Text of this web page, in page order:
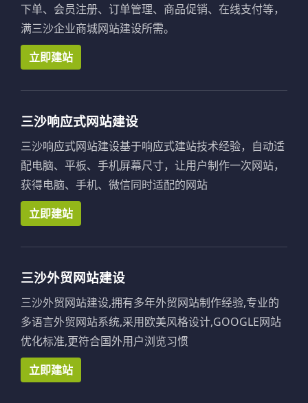
下单、会员注册、订单管理、商品促销、在线支付等，
满三沙企业商城网站建设所需。
立即建站
三沙响应式网站建设
三沙响应式网站建设基于响应式建站技术经验，自动适
配电脑、平板、手机屏幕尺寸，让用户制作一次网站，
获得电脑、手机、微信同时适配的网站
立即建站
三沙外贸网站建设
三沙外贸网站建设,拥有多年外贸网站制作经验,专业的
多语言外贸网站系统,采用欧美风格设计,GOOGLE网站
优化标准,更符合国外用户浏览习惯
立即建站